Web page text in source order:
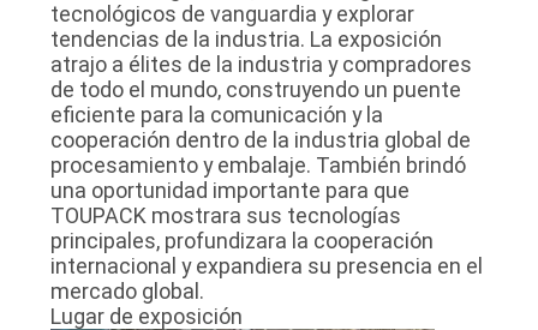
tecnológicos de vanguardia y explorar
tendencias de la industria. La exposición
atrajo a élites de la industria y compradores
de todo el mundo, construyendo un puente
eficiente para la comunicación y la
cooperación dentro de la industria global de
procesamiento y embalaje. También brindó
una oportunidad importante para que
TOUPACK mostrara sus tecnologías
principales, profundizara la cooperación
internacional y expandiera su presencia en el
mercado global.
Lugar de exposición